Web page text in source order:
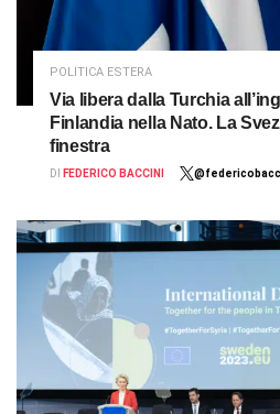
POLITICA ESTERA
Via libera dalla Turchia
Finlandia nella Nato. La
finestra
DI FEDERICO BACCINI